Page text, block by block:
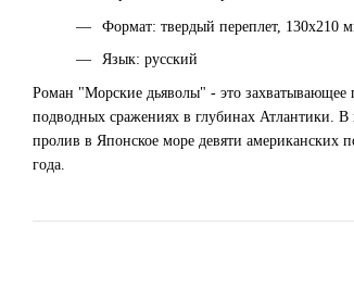
Формат: твердый переплет, 130х210
Язык: русский
Роман "Морские дьяволы" - это захватывающее
подводных сражениях в глубинах Атлантики.
пролив в Японское море девяти американских
года.